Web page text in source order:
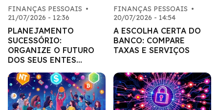
FINANÇAS PESSOAIS •
21/07/2026 - 12:36
PLANEJAMENTO
SUCESSÓRIO:
ORGANIZE O FUTURO
DOS SEUS ENTES
FINANÇAS PESSOAIS •
20/07/2026 - 14:54
A ESCOLHA CERTA DO
BANCO: COMPARE
TAXAS E SERVIÇOS